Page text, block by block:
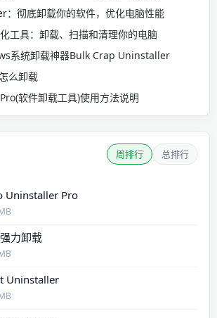
彻底卸载你的软件，优化电脑性能
工具：卸载、扫描和清理你的电脑
系统卸载神器Bulk Crap Uninstaller
么卸载
软件卸载工具)使用方法说明
周排行 总排行
Uninstaller Pro
力卸载
Uninstaller